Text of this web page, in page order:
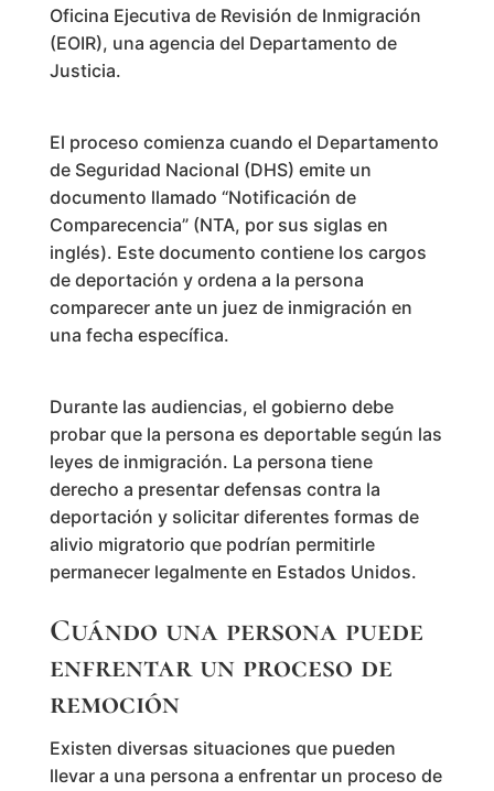
Oficina Ejecutiva de Revisión de Inmigración
(EOIR), una agencia del Departamento de
Justicia.
El proceso comienza cuando el Departamento
de Seguridad Nacional (DHS) emite un
documento llamado “Notificación de
Comparecencia” (NTA, por sus siglas en
inglés). Este documento contiene los cargos
de deportación y ordena a la persona
comparecer ante un juez de inmigración en
una fecha específica.
Durante las audiencias, el gobierno debe
probar que la persona es deportable según las
leyes de inmigración. La persona tiene
derecho a presentar defensas contra la
deportación y solicitar diferentes formas de
alivio migratorio que podrían permitirle
permanecer legalmente en Estados Unidos.
Cuándo una persona puede
enfrentar un proceso de
remoción
Existen diversas situaciones que pueden
llevar a una persona a enfrentar un proceso de